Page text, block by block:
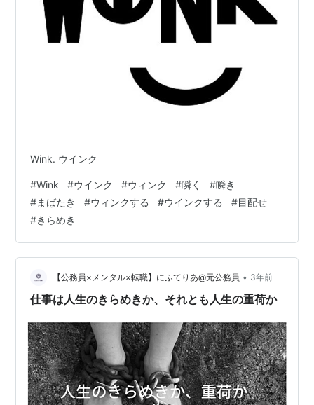
Wink. ウインク
#Wink #ウインク #ウィンク #瞬く #瞬き
#まばたき #ウィンクする #ウインクする #目配せ
#きらめき
【公務員×メンタル×転職】にふてりあ@元公務員 • 3年前
仕事は人生のきらめきか、それとも人生の重荷か